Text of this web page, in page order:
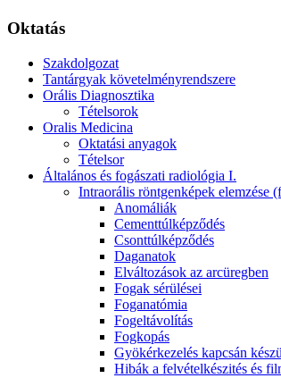
Oktatás
Szakdolgozat
Tantárgyak követelményrendszere
Orális Diagnosztika
Tételsorok
Oralis Medicina
Oktatási anyagok
Tételsor
Általános és fogászati radiológia I.
Intraorális röntgenképek elemzése
Anomáliák
Cementtúlképződés
Csonttúlképződés
Daganatok
Elváltozások az arcüregben
Fogak sérülései
Foganatómia
Fogeltávolítás
Fogkopás
Gyökérkezelés kapcsán
Hibák a felvételkészités és